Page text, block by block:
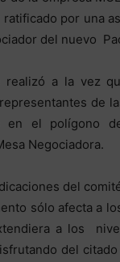
por una
del nuevo
realizó a la vez
de
en el polígono
Negociadora.
del
sólo afecta a
a los
del